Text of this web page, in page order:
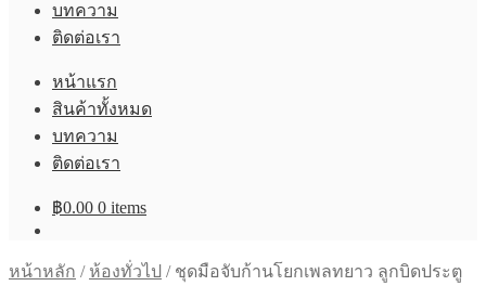
บทความ
ติดต่อเรา
หน้าแรก
สินค้าทั้งหมด
บทความ
ติดต่อเรา
฿0.00 0 items
หน้าหลัก / ห้องทั่วไป / ชุดมือจับก้านโยกเพลทยาว ลูกบิดประตู